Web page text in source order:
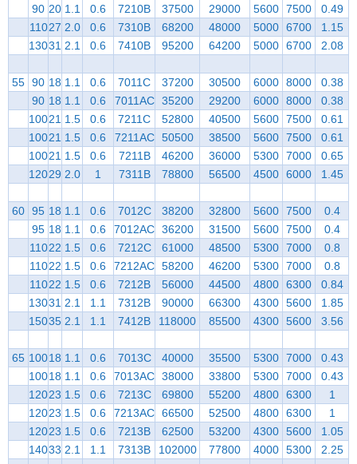
90 20 1.1 0.6 7210B 37500 29000 5600 7500
0.49
11027 2.0 0.6 7310B 68200 48000 5000 6700
1.15
13031 2.1 0.6 7410B 95200 64200 5000 6700 2.08
55 90 18 1.1 0.6 7011C 37200 30500 6000 8000
0.38
90 18 1.1 0.6 7011AC 35200 29200 6000 8000
0.38
10021 1.5 0.6 7211C 52800 40500 5600 7500
0.61
10021 1.5 0.6 7211AC 50500 38500 5600 7500
0.61
10021 1.5 0.6 7211B 46200 36000 5300 7000
0.65
12029 2.0 1 7311B 78800 56500 4500 6000 1.45
60 95 18 1.1 0.6 7012C 38200 32800 5600 7500
0.4
95 18 1.1 0.6 7012AC 36200 31500 5600 7500
0.4
11022 1.5 0.6 7212C 61000 48500 5300 7000
0.8
11022 1.5 0.6 7212AC 58200 46200 5300 7000
0.8
11022 1.5 0.6 7212B 56000 44500 4800 6300
0.84
13031 2.1 1.1 7312B 90000 66300 4300 5600
1.85
15035 2.1 1.1 7412B 118000 85500 4300 5600 3.56
65 10018 1.1 0.6 7013C 40000 35500 5300 7000
0.43
10018 1.1 0.6 7013AC 38000 33800 5300 7000
0.43
12023 1.5 0.6 7213C 69800 55200 4800 6300
1
12023 1.5 0.6 7213AC 66500 52500 4800 6300
1
12023 1.5 0.6 7213B 62500 53200 4300 5600
1.05
14033 2.1 1.1 7313B 102000 77800 4000 5300 2.25